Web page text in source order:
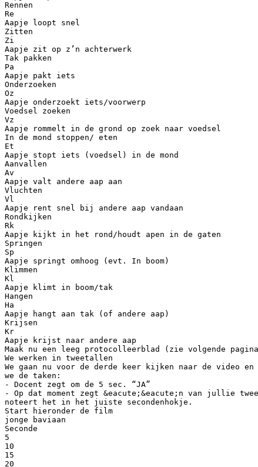
Rennen
Re
Aapje loopt snel
Zitten
Zi
Aapje zit op z’n achterwerk
Tak pakken
Pa
Aapje pakt iets
Onderzoeken
Oz
Aapje onderzoekt iets/voorwerp
Voedsel zoeken
Vz
Aapje rommelt in de grond op zoek naar voedsel
In de mond stoppen/ eten
Et
Aapje stopt iets (voedsel) in de mond
Aanvallen
Av
Aapje valt andere aap aan
Vluchten
Vl
Aapje rent snel bij andere aap vandaan
Rondkijken
Rk
Aapje kijkt in het rond/houdt apen in de gaten
Springen
Sp
Aapje springt omhoog (evt. In boom)
Klimmen
Kl
Aapje klimt in boom/tak
Hangen
Ha
Aapje hangt aan tak (of andere aap)
Krijsen
Kr
Aapje krijst naar andere aap
Maak nu een leeg protocolleerblad (zie volgende
We werken in tweetallen
We gaan nu voor de derde keer kijken naar de video en
we de taken:
- Docent zegt om de 5 sec. “JA”
- Op dat moment zegt &eacute;&eacute;n van jullie
noteert het in het juiste secondenhokje.
Start hieronder de film
jonge baviaan
Seconde
5
10
15
20